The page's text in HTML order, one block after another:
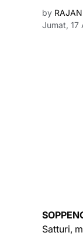
by
Jumat, 17
Satturi,